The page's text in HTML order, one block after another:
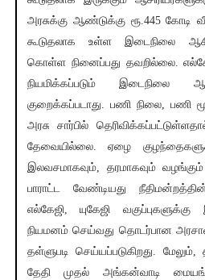
அரசுக்கு ஆண்டுக்கு ரூ.445
கூடுதலாக உள்ள இடைநிலை
கொள்ள நினைப்பது தவறில்லை.
நியமிக்கப்படும் இடைநிலை
குறைக்கப்படாது. பணி நிலை, பணி
அரசு சார்பில்
தேவையில்லை. ஏழை
இலவசமாகவும், தரமாகவும்
பாராட்ட வேண்டியது
எல்கேஜி, யுகேஜி
நியமனம் செய்வது தொடர்பான
தள்ளுபடி செய்யப்படுகிறது.
தேதி முதல் அங்கன்வாடி